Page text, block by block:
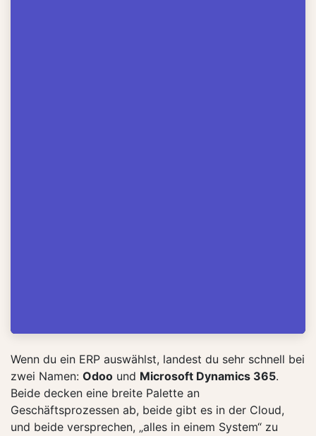
Wenn du ein ERP auswählst, landest du sehr schnell bei
zwei Namen: Odoo und Microsoft Dynamics 365.
Beide decken eine breite Palette an
Geschäftsprozessen ab, beide gibt es in der Cloud,
und beide versprechen, „alles in einem System“ zu